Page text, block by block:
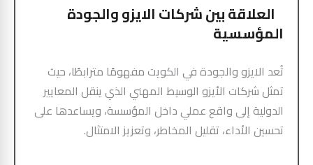
العلاقة بين شركات الايزو والجودة
المؤسسية
تُعد الايزو والجودة في الكويت مفهومًا مترابطًا، حيث
تمثل شركات الأيزو الوسيط المهني الذي ينقل المعايير
الدولية إلى واقع عملي داخل المؤسسة، ويساعدها على
تحسين الأداء، تقليل المخاطر، وتعزيز الامتثال.